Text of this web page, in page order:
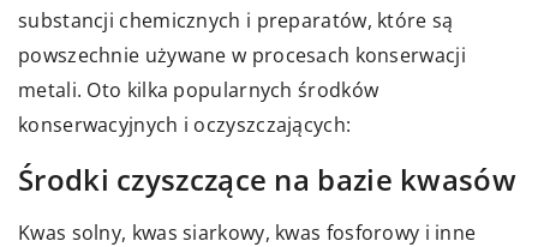
substancji chemicznych i preparatów, które są
powszechnie używane w procesach konserwacji
metali. Oto kilka popularnych środków
konserwacyjnych i oczyszczających:
Środki czyszczące na bazie kwasów
Kwas solny, kwas siarkowy, kwas fosforowy i inne